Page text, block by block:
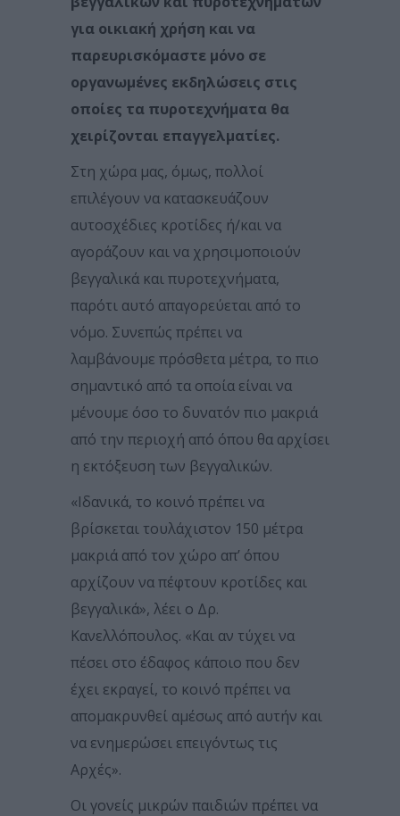
για οικιακή χρήση και να
παρευρισκόμαστε μόνο σε
οργανωμένες εκδηλώσεις στις
οποίες τα πυροτεχνήματα θα
χειρίζονται επαγγελματίες.
Στη χώρα μας, όμως, πολλοί
επιλέγουν να κατασκευάζουν
αυτοσχέδιες κροτίδες ή/και να
αγοράζουν και να χρησιμοποιούν
βεγγαλικά και πυροτεχνήματα,
παρότι αυτό απαγορεύεται από το
νόμο. Συνεπώς πρέπει να
λαμβάνουμε πρόσθετα μέτρα, το πιο
σημαντικό από τα οποία είναι να
μένουμε όσο το δυνατόν πιο μακριά
από την περιοχή από όπου θα αρχίσει
η εκτόξευση των βεγγαλικών.
«Ιδανικά, το κοινό πρέπει να
βρίσκεται τουλάχιστον 150 μέτρα
μακριά από τον χώρο απ’ όπου
αρχίζουν να πέφτουν κροτίδες και
βεγγαλικά», λέει ο Δρ.
Κανελλόπουλος. «Και αν τύχει να
πέσει στο έδαφος κάποιο που δεν
έχει εκραγεί, το κοινό πρέπει να
απομακρυνθεί αμέσως από αυτήν και
να ενημερώσει επειγόντως τις
Αρχές».
Οι γονείς μικρών παιδιών πρέπει να